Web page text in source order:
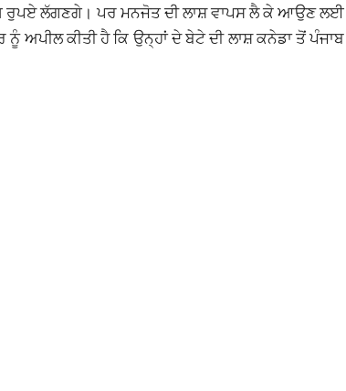
ਰੁਪਏ ਲੱਗਣਗੇ। ਪਰ ਮਨਜੋਤ ਦੀ ਲਾਸ਼ ਵਾਪਸ ਲੈ ਕੇ ਆਉਣ ਲਈ
ਅਪੀਲ ਕੀਤੀ ਹੈ ਕਿ ਉਨ੍ਹਾਂ ਦੇ ਬੇਟੇ ਦੀ ਲਾਸ਼ ਕਨੇਡਾ ਤੋਂ ਪੰਜਾਬ